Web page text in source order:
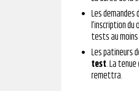
Les
l’inscription
tests au
Les patineurs
test. La
remettra.